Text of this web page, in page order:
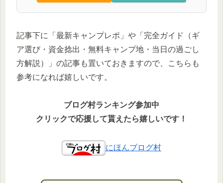
記事下に「最新キャンプレポ」や「完全ガイド（ギ
ア選び・資金捻出・無料キャンプ地・当日の過ごし
方解説）」の記事も置いておきますので、こちらも
参考になれば嬉しいです。
ブログ村ランキング参加中
クリックで応援して貰えたら嬉しいです！
にほんブログ村